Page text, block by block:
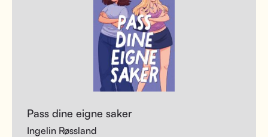
Pass dine eigne saker
Ingelin Røssland